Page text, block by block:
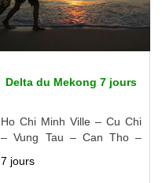
Delta du Mekong 7 jours
Ho Chi Minh Ville – Cu Chi
– Vung Tau – Can Tho –
7 jours